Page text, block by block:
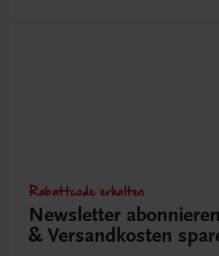
Rabattcode erhalten
Newsletter abonnieren
& Versandkosten